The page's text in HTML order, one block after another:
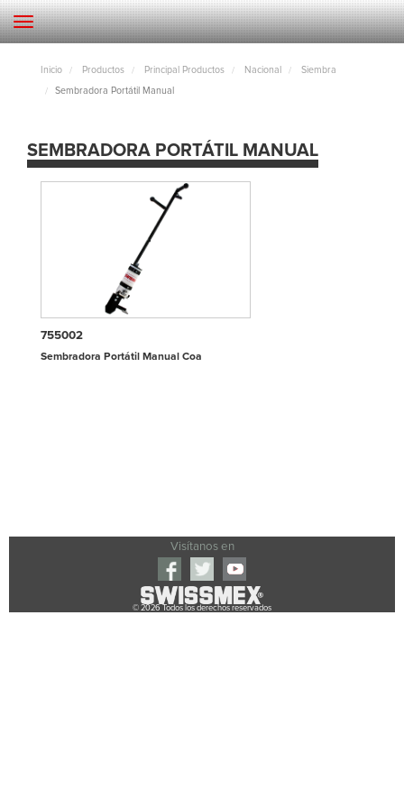
Inicio Productos Principal Productos Nacional Siembra
Sembradora Portátil Manual
SEMBRADORA PORTÁTIL MANUAL
755002
Sembradora Portátil Manual Coa
Visítanos en
© 2026 Todos los derechos reservados